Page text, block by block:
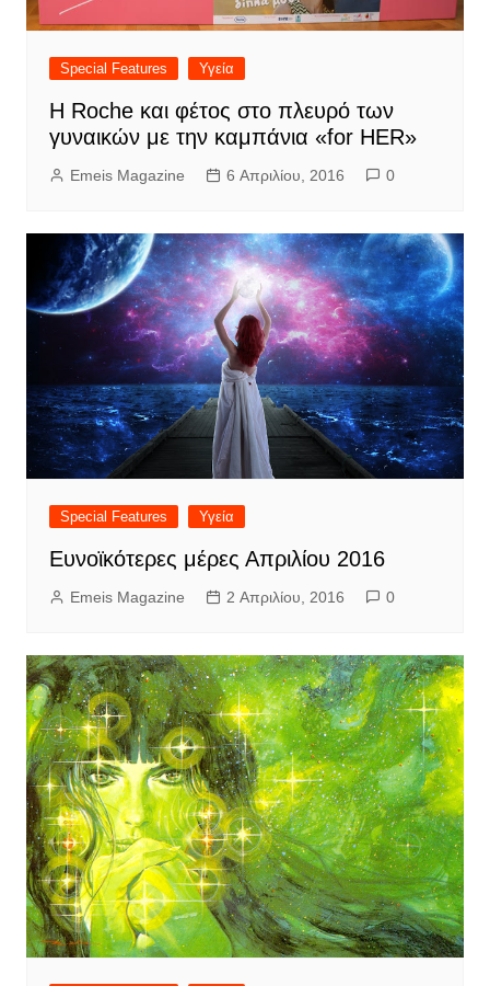
Special Features Υγεία
Η Roche και φέτος στο πλευρό των
γυναικών με την καμπάνια «for HER»
Emeis Magazine 6 Απριλίου, 2016 0
Special Features Υγεία
Ευνοϊκότερες μέρες Απριλίου 2016
Emeis Magazine 2 Απριλίου, 2016 0